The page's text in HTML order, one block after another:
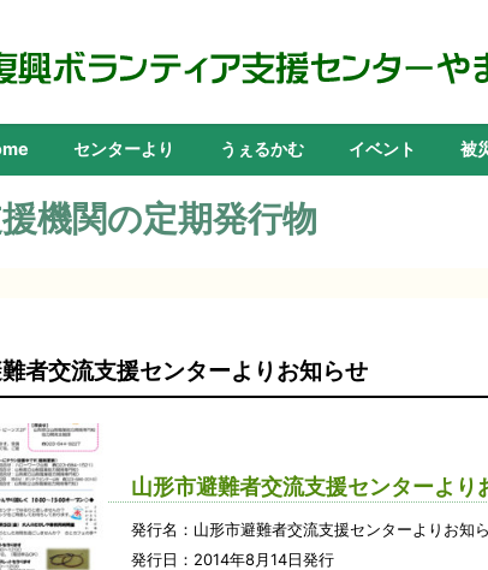
センターより うぇるかむ イベント 被
機関の定期発行物
者交流支援センターよりお知らせ
山形市避難者交流支援センターよ
発行名：山形市避難者交流支援センターよりお知
発行日：2014年8月14日発行